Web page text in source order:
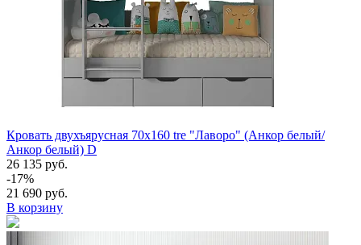
Кровать двухъярусная 70х160 tre "Лаворо" (Анкор белый/
Анкор белый) D
26 135 руб.
-17%
21 690 руб.
В корзину